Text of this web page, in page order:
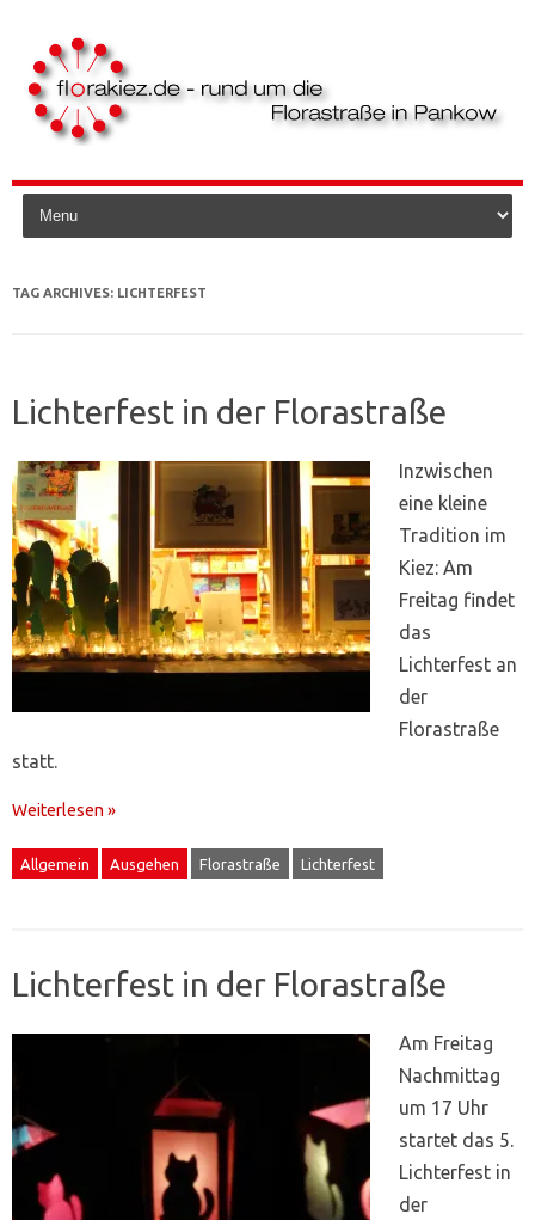
Skip to content
TAG ARCHIVES: LICHTERFEST
Lichterfest in der Florastraße
Inzwischen
eine kleine
Tradition im
Kiez: Am
Freitag findet
das
Lichterfest an
der
Florastraße
statt.
Weiterlesen »
Allgemein Ausgehen Florastraße Lichterfest
Lichterfest in der Florastraße
Am Freitag
Nachmittag
um 17 Uhr
startet das 5.
Lichterfest in
der